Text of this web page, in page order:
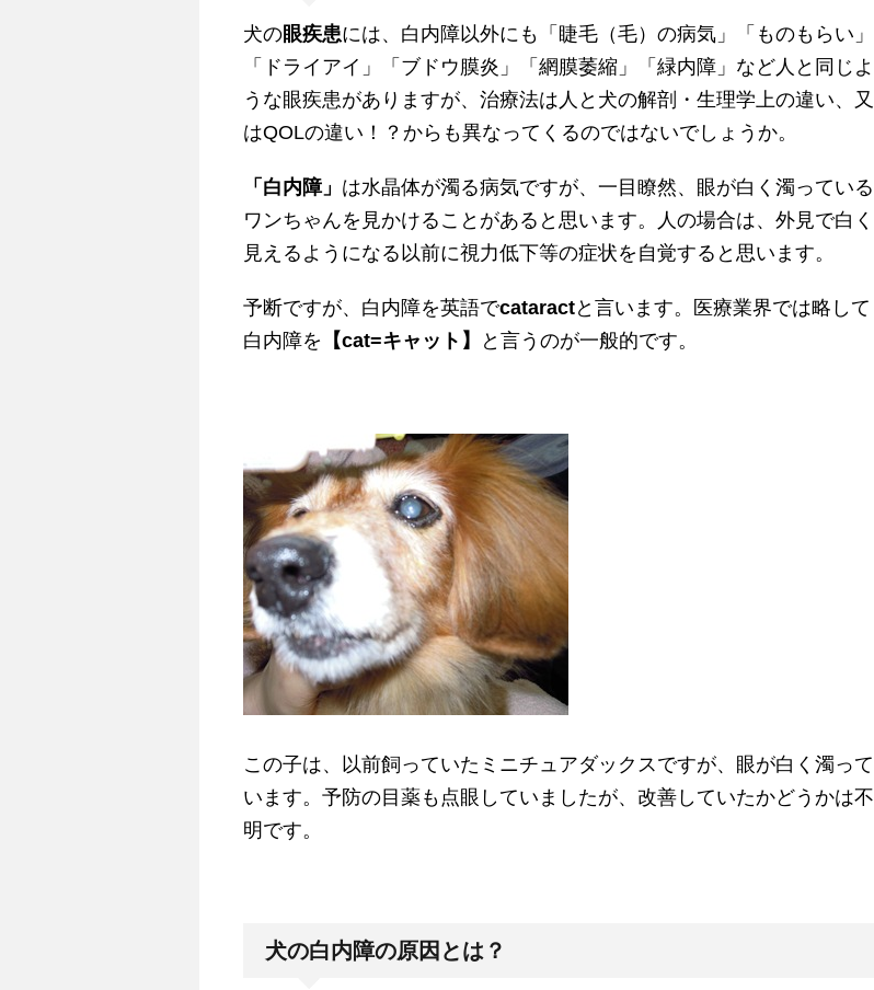
犬の眼疾患には、白内障以外にも「睫毛（毛）の病気」「ものもらい」
「ドライアイ」「ブドウ膜炎」「網膜萎縮」「緑内障」など人と同じよ
うな眼疾患がありますが、治療法は人と犬の解剖・生理学上の違い、又
はQOLの違い！？からも異なってくるのではないでしょうか。
「白内障」 は水晶体が濁る病気ですが、一目瞭然、眼が白く濁っている
ワンちゃんを見かけることがあると思います。人の場合は、外見で白く
見えるようになる以前に視力低下等の症状を自覚すると思います。
予断ですが、白内障を英語でcataractと言います。医療業界では略して
白内障を 【cat=キャット】 と言うのが一般的です。
この子は、以前飼っていたミニチュアダックスですが、眼が白く濁って
います。予防の目薬も点眼していましたが、改善していたかどうかは不
明です。
犬の白内障の原因とは？